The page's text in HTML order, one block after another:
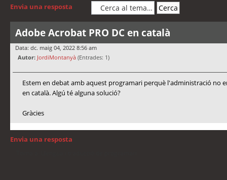
Envia una resposta
Adobe Acrobat PRO DC en català
Data: dc. maig 04, 2022 8:56 am
Autor: JordiMontanyà (Entrades: 1)
Estem en debat amb aquest programari perquè l'administració no
en català. Algú té alguna solució?
Gràcies
Envia una resposta